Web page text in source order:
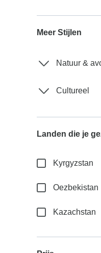
Meer Stijlen
Natuur &
Cultureel
Landen die je
Kyrgyzstan
Oezbekistan
Kazachstan